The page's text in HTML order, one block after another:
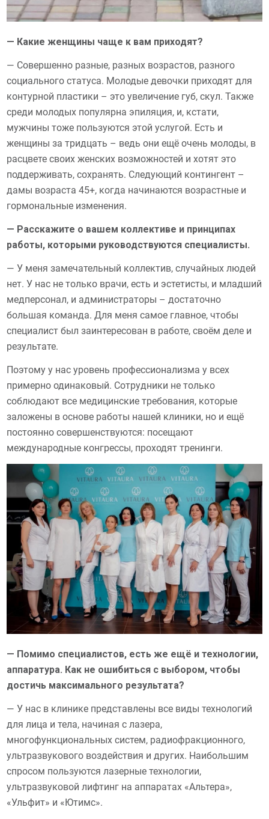
— Какие женщины чаще к вам приходят?
— Совершенно разные, разных возрастов, разного
социального статуса. Молодые девочки приходят для
контурной пластики – это увеличение губ, скул. Также
среди молодых популярна эпиляция, и, кстати,
мужчины тоже пользуются этой услугой. Есть и
женщины за тридцать – ведь они ещё очень молоды, в
расцвете своих женских возможностей и хотят это
поддерживать, сохранять. Следующий контингент –
дамы возраста 45+, когда начинаются возрастные и
гормональные изменения.
— Расскажите о вашем коллективе и принципах
работы, которыми руководствуются специалисты.
— У меня замечательный коллектив, случайных людей
нет. У нас не только врачи, есть и эстетисты, и младший
медперсонал, и администраторы – достаточно
большая команда. Для меня самое главное, чтобы
специалист был заинтересован в работе, своём деле и
результате.
Поэтому у нас уровень профессионализма у всех
примерно одинаковый. Сотрудники не только
соблюдают все медицинские требования, которые
заложены в основе работы нашей клиники, но и ещё
постоянно совершенствуются: посещают
международные конгрессы, проходят тренинги.
— Помимо специалистов, есть же ещё и технологии,
аппаратура. Как не ошибиться с выбором, чтобы
достичь максимального результата?
— У нас в клинике представлены все виды технологий
для лица и тела, начиная с лазера,
многофункциональных систем, радиофракционного,
ультразвукового воздействия и других. Наибольшим
спросом пользуются лазерные технологии,
ультразвуковой лифтинг на аппаратах «Альтера»,
«Ульфит» и «Ютимс».